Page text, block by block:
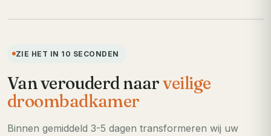
ZIE HET IN 10 SECONDEN
Van verouderd naarveilige
droombadkamer
Binnen gemiddeld 3-5 dagen transformeren wij uw